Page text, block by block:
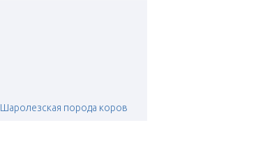
Шаролезская порода коров